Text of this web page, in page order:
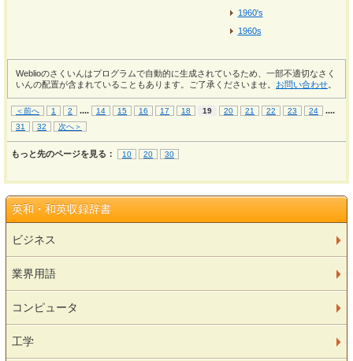
1960's
1960s
Weblioのさくいんはプログラムで自動的に生成されているため、一部不適切なさく
いんの配置が含まれていることもあります。ご了承くださいませ。 お問い合わせ
＜前へ 1 2 .... 14 15 16 17 18 19 20 21 22 23 24 ....
31 32 次へ＞
もっと先のページを見る： 10 20 30
英和・和英収録辞書
ビジネス
業界用語
コンピュータ
工学